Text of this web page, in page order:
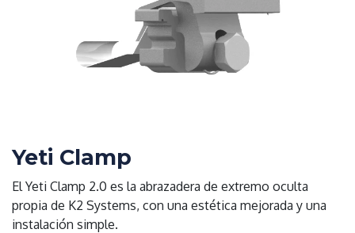
Yeti Clamp
El Yeti Clamp 2.0 es la abrazadera de extremo oculta
propia de K2 Systems, con una estética mejorada y una
instalación simple.